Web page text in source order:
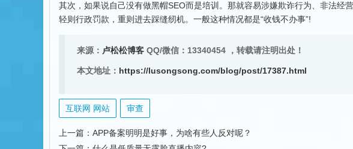
其次，如果说自己没有做黑帽SEO而是培训。那就容易涉嫌欺诈行为、非法经
轻则行政罚款，重则进去踩缝纫机。一般这种情况都是“收钱不办事”!
来源： 卢松松博客 QQ/微信：13340454 ，转载请注明出处！
本文地址： https://lusongsong.com/blog/post/17387.html
互联网 网站 审查
上一篇： APP备案明明是好事，为啥有些人反对呢？